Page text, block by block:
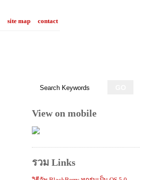
site map contact
View on mobile
รวม Links